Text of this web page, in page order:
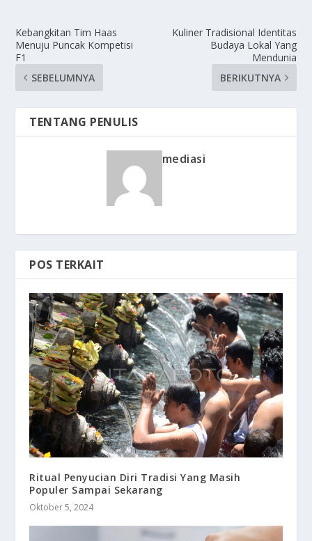
Kebangkitan Tim Haas
Menuju Puncak Kompetisi
F1
SEBELUMNYA
Kuliner Tradisional Identitas
Budaya Lokal Yang
Mendunia
BERIKUTNYA
TENTANG PENULIS
mediasi
POS TERKAIT
Ritual Penyucian Diri Tradisi Yang Masih
Populer Sampai Sekarang
Oktober 5, 2024